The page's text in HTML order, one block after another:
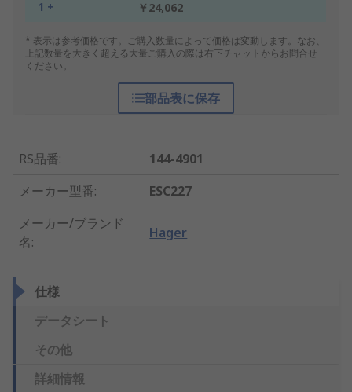
1 + ￥24,062
* 表示は参考価格です。ご購入数量によって価格は変動します。なお、
上記数量を大きく超える大量ご購入の際は右下チャットからお問合せ
ください。
部品表に保存
RS品番:
144-4901
メーカー型番:
ESC227
メーカー/ブランド
名:
Hager
仕様
データシート
その他
詳細情報